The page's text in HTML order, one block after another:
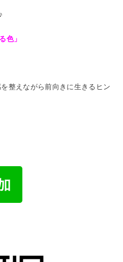
色」
整えながら前向きに生きるヒン